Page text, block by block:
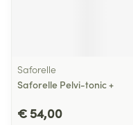
Saforelle
Saforelle Pelvi-tonic +
€ 54,00